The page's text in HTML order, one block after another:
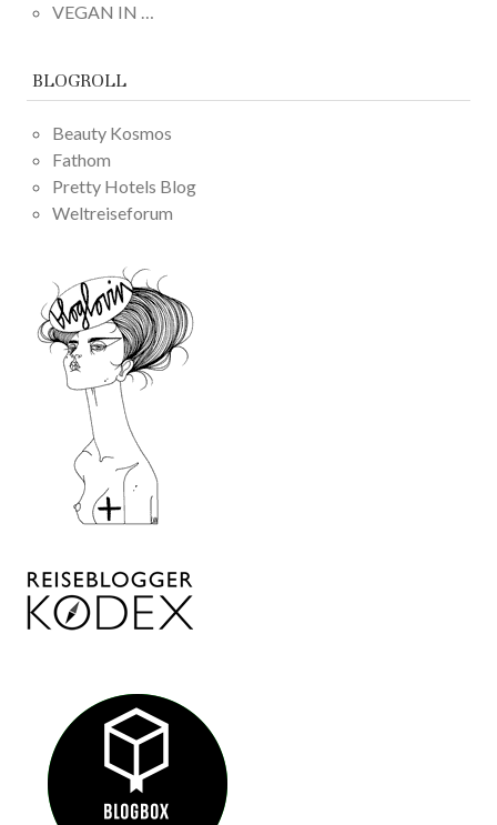
VEGAN IN …
BLOGROLL
Beauty Kosmos
Fathom
Pretty Hotels Blog
Weltreiseforum